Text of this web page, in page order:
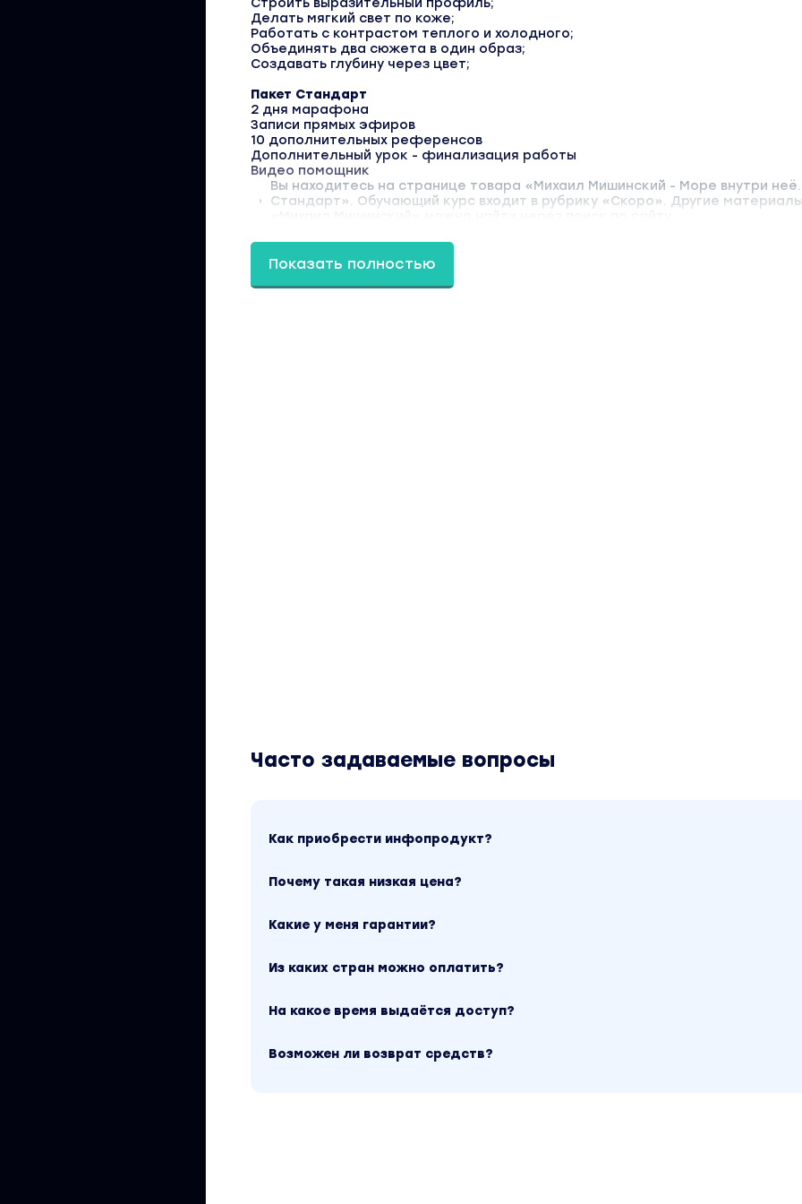
Делать мягкий свет по коже;
Работать с контрастом теплого и холодного;
Объединять два сюжета в один образ;
Создавать глубину через цвет;
Пакет Стандарт
2 дня марафона
Записи прямых эфиров
10 дополнительных референсов
Дополнительный урок - финализация работы
Видео помощник
Вы находитесь на странице товара «Михаил Мишинский - Море внутри
Стандарт». Обучающий курс входит в рубрику «Скоро». Другие
Показать полностью
Часто задаваемые вопросы
Как приобрести инфопродукт?
Почему такая низкая цена?
Какие у меня гарантии?
Из каких стран можно оплатить?
На какое время выдаётся доступ?
Возможен ли возврат средств?